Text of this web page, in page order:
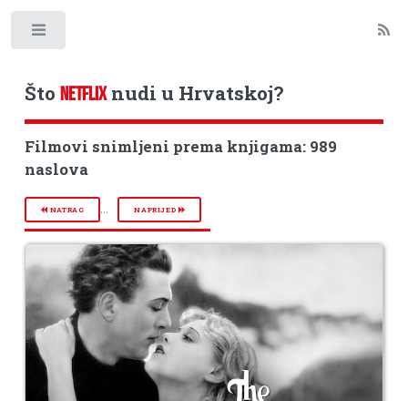
Što NETFLIXnudi u Hrvatskoj?
Filmovi snimljeni prema knjigama: 989
naslova
NATRAG ... NAPRIJED